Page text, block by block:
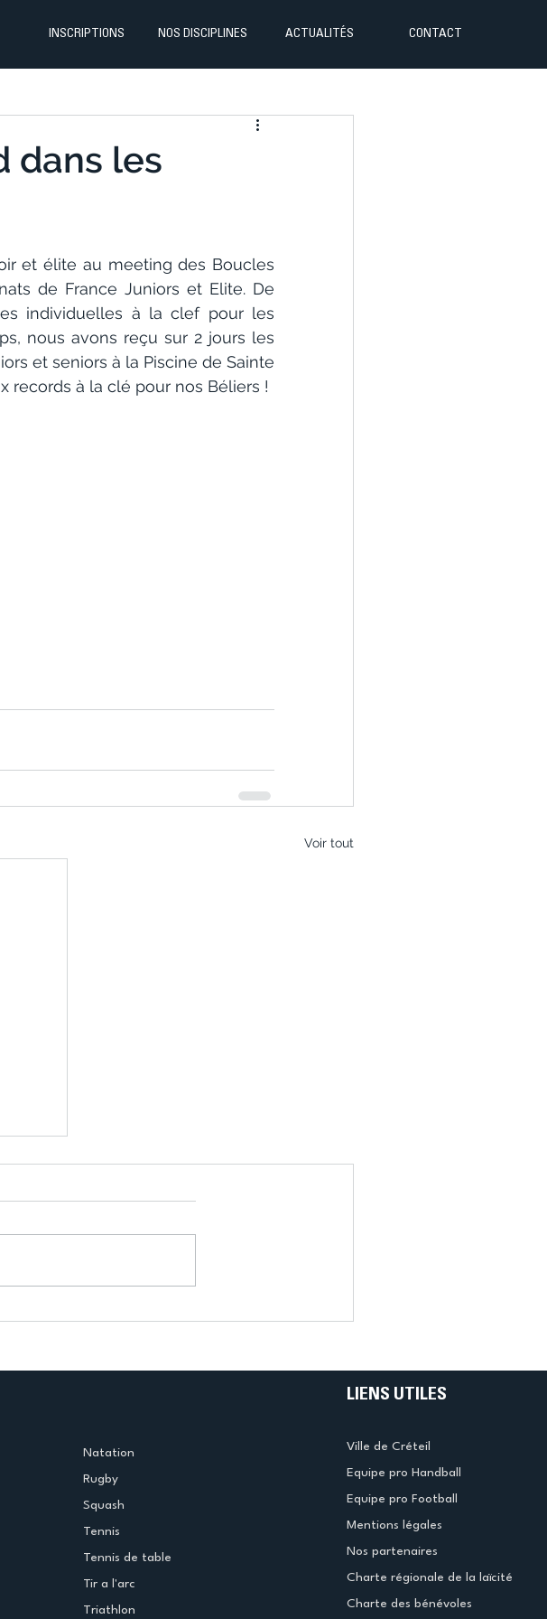
INSCRIPTIONS NOS DISCIPLINES ACTUALITÉS CONTACT
dans les
et élite au meeting des Boucles
de France Juniors et Elite. De
individuelles à la clef pour les
nous avons reçu sur 2 jours les
et seniors à la Piscine de Sainte
records à la clé pour nos Béliers !
Voir tout
Natation
Rugby
Squash
Tennis
Tennis de table
Tir a l'arc
Triathlon
LIENS UTILES
Ville de Créteil
Equipe pro Handball
Equipe pro Football
Mentions légales
Nos partenaires
Charte régionale de la laïcité
Charte des bénévoles